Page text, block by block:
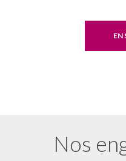
EN
Nos